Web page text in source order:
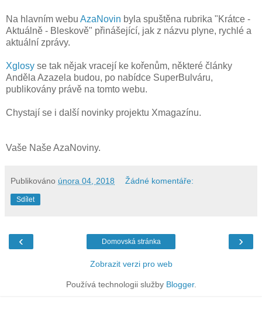
Na hlavním webu AzaNovin byla spuštěna rubrika "Krátce -
Aktuálně - Bleskově" přinášející, jak z názvu plyne, rychlé a
aktuální zprávy.
Xglosy se tak nějak vracejí ke kořenům, některé články
Anděla Azazela budou, po nabídce SuperBulváru,
publikovány právě na tomto webu.
Chystají se i další novinky projektu Xmagazínu.
Vaše Naše AzaNoviny.
Publikováno února 04, 2018 Žádné komentáře:
Sdílet
‹ ›
Domovská stránka
Zobrazit verzi pro web
Používá technologii služby Blogger.